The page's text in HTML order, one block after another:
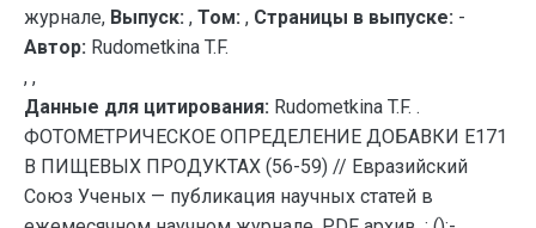
журнале, Выпуск: , Том: , Страницы в выпуске: -
Автор: Rudometkina T.F.
, ,
Данные для цитирования: Rudometkina T.F. .
ФОТОМЕТРИЧЕСКОЕ ОПРЕДЕЛЕНИЕ ДОБАВКИ Е171
В ПИЩЕВЫХ ПРОДУКТАХ (56-59) // Евразийский
Союз Ученых — публикация научных статей в